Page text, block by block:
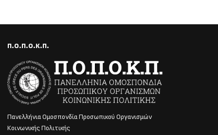
Π.Ο.Π.Ο.Κ.Π.
Πανελλήνια Ομοσπονδία Προσωπικού Οργανισμών
Κοινωνικής Πολιτικής